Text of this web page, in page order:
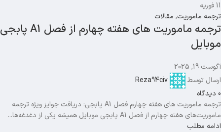
11فوریه
ترجمه ماموریت, مقالات
ترجمه ماموریت های هفته چهارم از فصل A1 پابجی
موبایل
آگوست 19, 2025
ارسال توسط
Reza94civ
0 دیدگاه
ترجمه ماموریت های هفته چهارم فصل A1 پابجی: دریافت جوایز ویژه ترجمه
ماموریت‌های هفته چهارم از فصل A1 پابجی موبایل همیشه یکی از دغدغه‌ها...
ادامه مطلب